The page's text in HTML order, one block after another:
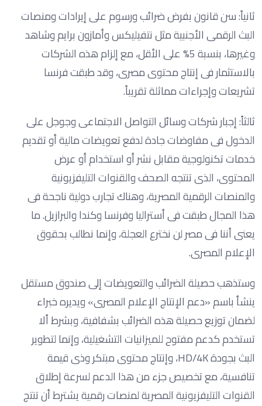
ثانياً: سن قانون بفرض ضرائب ورسوم على إيرادات ومنصات
البث الرقمى الأجنبية مثل نتفيليكس وأمازون برايم وشاهد
وغيرها، بنسبة 5% على الأقل، مع إلزام هذه الشركات
بالاستثمار فى إنتاج محتوى مصرى، وقد طبقت فرنسا
تشريعات وإجراءات مماثلة تقريباً.
ثالثاً: إجبار شركات وسائل التواصل الاجتماعى وجوجل على
الدخول فى مفاوضات جادة لدفع تعويضات مالية أو تقديم
خدمات تكنولوجية مقابل نشر أو استخدام أو عرض
المحتوى، الذى تنتجه الصحف والقنوات التليفزيونية
والمنصات الرقمية المصرية، وهناك تجارب دولية ناجحة فى
هذا المجال طبقت فى أستراليا وفرنسا وكندا والبرازيل. ما
يعنى أننا فى مصر لن نخترع العجلة، وإنما نطالب بحقوق
الإعلام المصرى.
وستذهب حصيلة الضرائب والتعويضات إلى صندوق مستقل
ينشأ باسم «دعم الإنتاج الإعلام المصرى» ويديره خبراء
لضمان توزيع حصيلة هذه الضرائب بشفافية، وبشرط ألا
تستخدم كدعم مفتوح للميزانيات التشغيلية، وإنما لتطوير
البث بجودة HD/4K، وإنتاج محتوى مبتكر وذى قيمة
تنافسية، مع تخصيص جزء من هذا الدعم لسرعة إطلاق
القنوات التليفزيونية المصرية لمنصات رقمية يشترط أن تنتج